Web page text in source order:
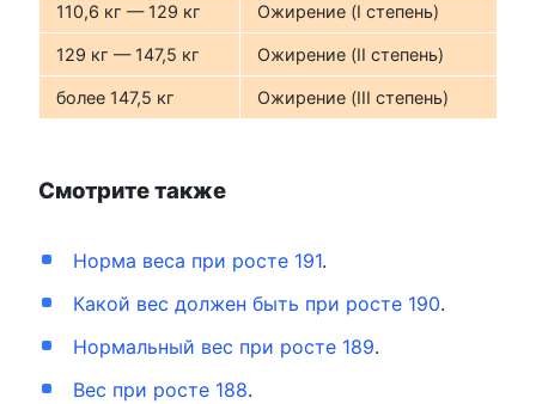
110,6 кг — 129 кг Ожирение (I степень)
129 кг — 147,5 кг Ожирение (II степень)
более 147,5 кг Ожирение (III степень)
Смотрите также
Норма веса при росте 191.
Какой вес должен быть при росте 190.
Нормальный вес при росте 189.
Вес при росте 188.